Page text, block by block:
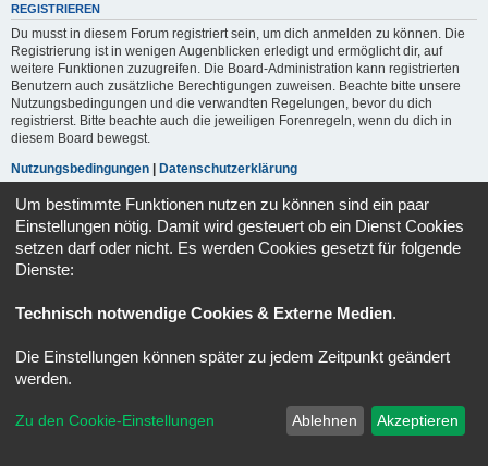
REGISTRIEREN
Du musst in diesem Forum registriert sein, um dich anmelden zu können. Die
Registrierung ist in wenigen Augenblicken erledigt und ermöglicht dir, auf
weitere Funktionen zuzugreifen. Die Board-Administration kann registrierten
Benutzern auch zusätzliche Berechtigungen zuweisen. Beachte bitte unsere
Nutzungsbedingungen und die verwandten Regelungen, bevor du dich
registrierst. Bitte beachte auch die jeweiligen Forenregeln, wenn du dich in
diesem Board bewegst.
Nutzungsbedingungen
Datenschutzerklärung
Registrieren
Foren-Übersicht
Powered byphpBB® Forum Software © phpBB Limited
Datenschutz
|Nutzungsbedingungen
Um bestimmte Funktionen nutzen zu können sind ein paar
Einstellungen nötig. Damit wird gesteuert ob ein Dienst Cookies
setzen darf oder nicht. Es werden Cookies gesetzt für folgende
Dienste:
Technisch notwendige Cookies & Externe Medien.
Die Einstellungen können später zu jedem Zeitpunkt geändert
werden.
Zu den Cookie-Einstellungen Ablehnen Akzeptieren